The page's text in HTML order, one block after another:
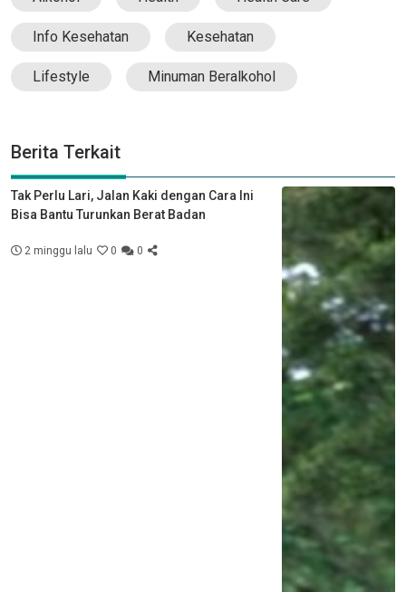
Info Kesehatan Kesehatan
Lifestyle Minuman Beralkohol
Berita Terkait
Tak Perlu Lari, Jalan Kaki dengan Cara Ini
Bisa Bantu Turunkan Berat Badan
2 minggu lalu 0 0